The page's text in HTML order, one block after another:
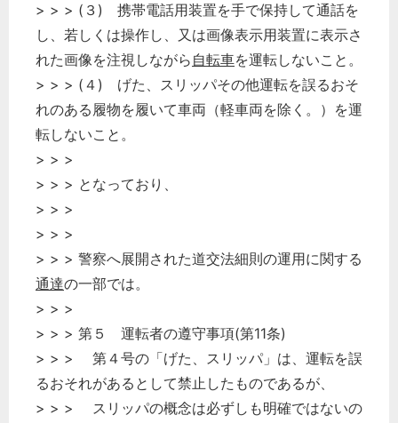
> > > (３) 携帯電話用装置を手で保持して通話を
し、若しくは操作し、又は画像表示用装置に表示さ
れた画像を注視しながら 自転車を運転しないこと。
> > > (４) げた、スリッパその他運転を誤るおそ
れのある履物を履いて車両（軽車両を除く。）を運
転しないこと。
> > >
> > > となっており、
> > >
> > >
> > > 警察へ展開された道交法細則の運用に関する
通達の一部では。
> > >
> > > 第５ 運転者の遵守事項(第11条)
> > > 第４号の「げた、スリッパ」は、運転を誤
るおそれがあるとして禁止したものであるが、
> > > スリッパの概念は必ずしも明確ではないの